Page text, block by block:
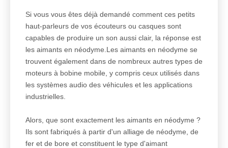
Si vous vous êtes déjà demandé comment ces petits
haut-parleurs de vos écouteurs ou casques sont
capables de produire un son aussi clair, la réponse est
les aimants en néodyme.Les aimants en néodyme se
trouvent également dans de nombreux autres types de
moteurs à bobine mobile, y compris ceux utilisés dans
les systèmes audio des véhicules et les applications
industrielles.
Alors, que sont exactement les aimants en néodyme ?
Ils sont fabriqués à partir d'un alliage de néodyme, de
fer et de bore et constituent le type d'aimant